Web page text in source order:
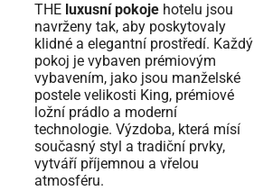
THE luxusní pokoje hotelu jsou
navrženy tak, aby poskytovaly
klidné a elegantní prostředí. Každý
pokoj je vybaven prémiovým
vybavením, jako jsou manželské
postele velikosti King, prémiové
ložní prádlo a moderní
technologie. Výzdoba, která mísí
současný styl a tradiční prvky,
vytváří příjemnou a vřelou
atmosféru.